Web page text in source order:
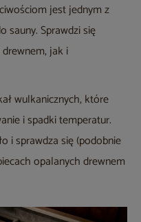
jest jednym z
sauny. Sprawdzi się
jak i
wulkanicznych, które
i spadki temperatur.
i sprawdza się (podobnie
opalanych drewnem